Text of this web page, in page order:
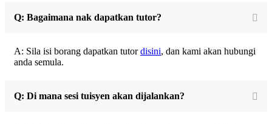
Q: Bagaimana nak dapatkan tutor?
A: Sila isi borang dapatkan tutordisini, dan kami akan hubungi
anda semula.
Q: Di mana sesi tuisyen akan dijalankan?